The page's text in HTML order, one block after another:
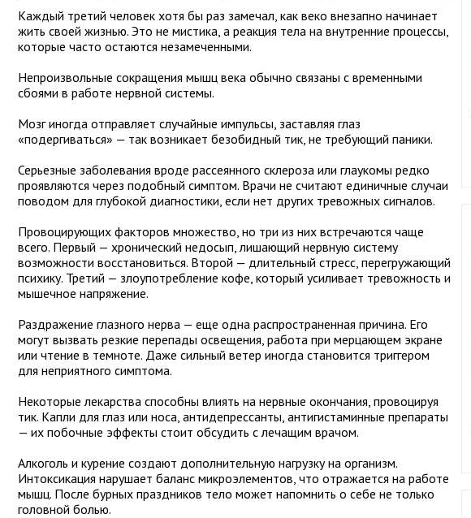
Каждый третий человек хотя бы раз замечал, как веко внезапно начинает
жить своей жизнью. Это не мистика, а реакция тела на внутренние процессы,
которые часто остаются незамеченными.
Непроизвольные сокращения мышц века обычно связаны с временными
сбоями в работе нервной системы.
Мозг иногда отправляет случайные импульсы, заставляя глаз
«подергиваться» — так возникает безобидный тик, не требующий паники.
Серьезные заболевания вроде рассеянного склероза или глаукомы редко
проявляются через подобный симптом. Врачи не считают единичные случаи
поводом для глубокой диагностики, если нет других тревожных сигналов.
Провоцирующих факторов множество, но три из них встречаются чаще
всего. Первый — хронический недосып, лишающий нервную систему
возможности восстановиться. Второй — длительный стресс, перегружающий
психику. Третий — злоупотребление кофе, который усиливает тревожность и
мышечное напряжение.
Раздражение глазного нерва — еще одна распространенная причина. Его
могут вызвать резкие перепады освещения, работа при мерцающем экране
или чтение в темноте. Даже сильный ветер иногда становится триггером
для неприятного симптома.
Некоторые лекарства способны влиять на нервные окончания, провоцируя
тик. Капли для глаз или носа, антидепрессанты, антигистаминные препараты
— их побочные эффекты стоит обсудить с лечащим врачом.
Алкоголь и курение создают дополнительную нагрузку на организм.
Интоксикация нарушает баланс микроэлементов, что отражается на работе
мышц. После бурных праздников тело может напомнить о себе не только
головной болью.